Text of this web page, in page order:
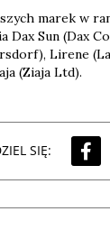
marek w
Dax Sun (Dax
Lirene
(Ziaja Ltd).
SIĘ: